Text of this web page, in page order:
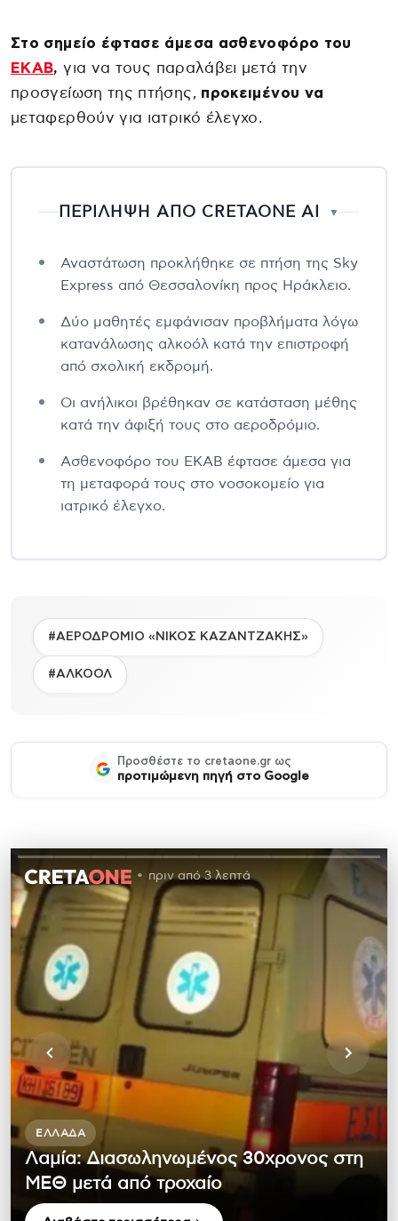
Στο σημείο έφτασε άμεσα ασθενοφόρο του
ΕΚΑΒ, για να τους παραλάβει μετά την
προσγείωση της πτήσης, προκειμένου να
μεταφερθούν για ιατρικό έλεγχο.
ΠΕΡΙΛΗΨΗ ΑΠΟ CRETAONE AI ▼
Αναστάτωση προκλήθηκε σε πτήση της Sky
Express από Θεσσαλονίκη προς Ηράκλειο.
Δύο μαθητές εμφάνισαν προβλήματα λόγω
κατανάλωσης αλκοόλ κατά την επιστροφή
από σχολική εκδρομή.
Οι ανήλικοι βρέθηκαν σε κατάσταση μέθης
κατά την άφιξή τους στο αεροδρόμιο.
Ασθενοφόρο του ΕΚΑΒ έφτασε άμεσα για
τη μεταφορά τους στο νοσοκομείο για
ιατρικό έλεγχο.
#ΑΕΡΟΔΡΟΜΙΟ «ΝΙΚΟΣ ΚΑΖΑΝΤΖΑΚΗΣ»
#ΑΛΚΟΟΛ
Προσθέστε το cretaone.gr ως
προτιμώμενη πηγή στο Google
πριν από 3 λεπτά
ΕΛΛΆΔΑ
Λαμία: Διασωληνωμένος 30χρονος στη
ΜΕΘ μετά από τροχαίο